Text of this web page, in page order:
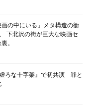
画の中にいる」メタ構造の衝
下北沢の街が巨大な映画セ
。
ろな十字架』で初共演 罪と